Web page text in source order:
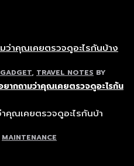
GADGET, TRAVEL NOTES BY
ากถามว่าคุณเคยตรวจดูอะไรกัน
คุณเคยตรวจดูอะไรกันบ้า
MAINTENANCE